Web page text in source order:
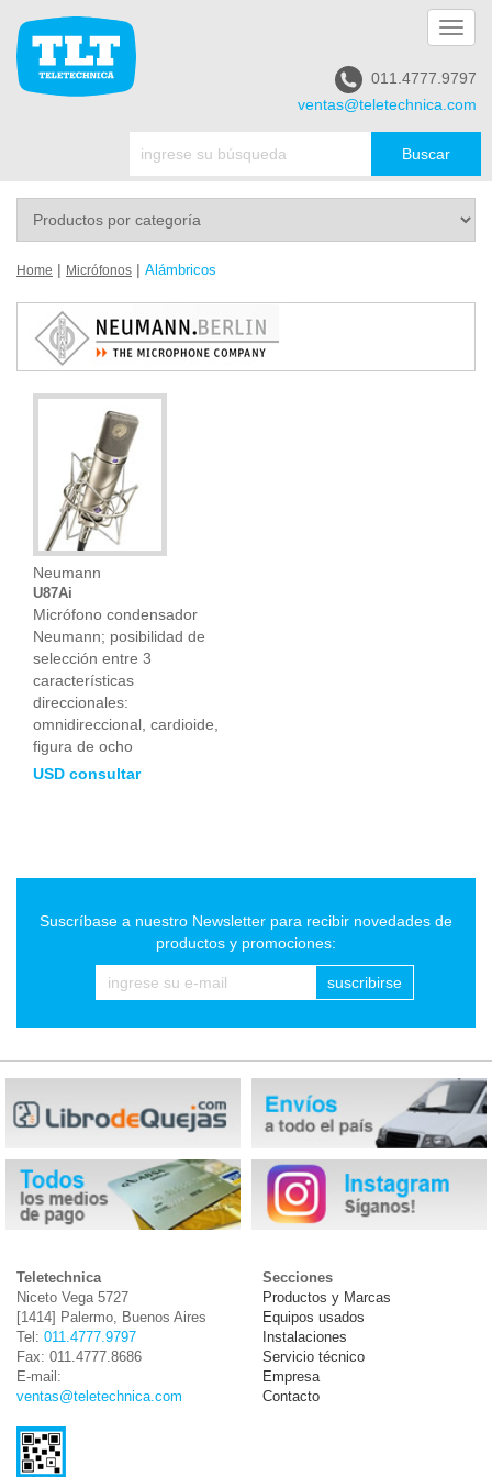
011.4777.9797
ventas@teletechnica.com
Home | Micrófonos | Alámbricos
Neumann
U87Ai
Micrófono condensador
Neumann; posibilidad de
selección entre 3
características
direccionales:
omnidireccional, cardioide,
figura de ocho
USD consultar
Suscríbase a nuestro Newsletter para recibir novedades de
productos y promociones:
suscribirse
Teletechnica
Niceto Vega 5727
[1414] Palermo, Buenos Aires
Tel: 011.4777.9797
Fax: 011.4777.8686
E-mail:
ventas@teletechnica.com
Secciones
Productos y Marcas
Equipos usados
Instalaciones
Servicio técnico
Empresa
Contacto